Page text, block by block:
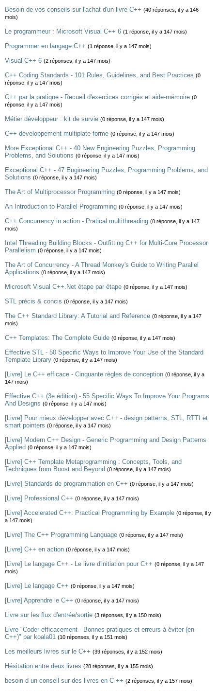
Besoin de vos conseils sur l'achat d'un livre C++ (40 réponses, il y a 146
mois)
Le programmeur : Microsoft Visual C++ 6 (1 réponse, il y a 147 mois)
Programmer en langage C++ (1 réponse, il y a 147 mois)
Visual C++ 6 (2 réponses, il y a 147 mois)
C++ Coding Standards - 101 Rules, Guidelines, and Best Practices (0
réponse, il y a 147 mois)
C++ par la pratique - Recueil d'exercices corrigés et aide-mémoire (0
réponse, il y a 147 mois)
Métier développeur : kit de survie (0 réponse, il y a 147 mois)
C++ développement multiplate-forme (0 réponse, il y a 147 mois)
More Exceptional C++ - 40 New Engineering Puzzles, Programming
Problems, and Solutions (0 réponse, il y a 147 mois)
Exceptional C++ - 47 Engineering Puzzles, Programming Problems, and
Solutions (0 réponse, il y a 147 mois)
The Art of Multiprocessor Programming (0 réponse, il y a 147 mois)
An Introduction to Parallel Programming (0 réponse, il y a 147 mois)
C++ Concurrency in action - Pratical multithreading (0 réponse, il y a 147
mois)
Intel Threading Building Blocks - Outfitting C++ for Multi-Core Processor
Parallelism (0 réponse, il y a 147 mois)
The Art of Concurrency - A Thread Monkey's Guide to Writing Parallel
Applications (0 réponse, il y a 147 mois)
Microsoft Visual C++.Net étape par étape (0 réponse, il y a 147 mois)
STL précis & concis (0 réponse, il y a 147 mois)
The C++ Standard Library: A Tutorial and Reference (0 réponse, il y a 147
mois)
C++ Templates: The Complete Guide (0 réponse, il y a 147 mois)
Effective STL - 50 Specific Ways to Improve Your Use of the Standard
Template Library (0 réponse, il y a 147 mois)
[Livre] Le C++ efficace - Cinquante règles de conception (0 réponse, il y a
147 mois)
Effective C++ (3e édition) - 55 Specific Ways To Improve Your Programs
And Designs (0 réponse, il y a 147 mois)
[Livre] Pour mieux développer avec C++ - design patterns, STL, RTTI et
smart pointers (0 réponse, il y a 147 mois)
[Livre] Modern C++ Design - Generic Programming and Design Patterns
Applied (0 réponse, il y a 147 mois)
[Livre] C++ Template Metaprogramming : Concepts, Tools, and
Techniques from Boost and Beyond (0 réponse, il y a 147 mois)
[Livre] Standards de programmation en C++ (0 réponse, il y a 147 mois)
[Livre] Professional C++ (0 réponse, il y a 147 mois)
[Livre] Accelerated C++: Practical Programming by Example (0 réponse, il y
a 147 mois)
[Livre] The C++ Programming Language (0 réponse, il y a 147 mois)
[Livre] C++ en action (0 réponse, il y a 147 mois)
[Livre] Le langage C++ - Le livre d'initiation pour C++ (0 réponse, il y a 147
mois)
[Livre] Le langage C++ (0 réponse, il y a 147 mois)
[Livre] Apprendre le C++ (0 réponse, il y a 147 mois)
Livre sur les flux d'entrée/sortie (3 réponses, il y a 150 mois)
Livre "Coder efficacement - Bonnes pratiques et erreurs à éviter (en
C++)" par koala01 (10 réponses, il y a 151 mois)
Les meilleurs livres sur le C++ (39 réponses, il y a 152 mois)
Hésitation entre deux livres (28 réponses, il y a 155 mois)
besoin d un conseil sur des livres en C ++ (2 réponses, il y a 157 mois)